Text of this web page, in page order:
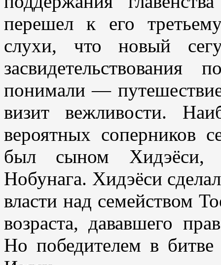
перешел к его
слухи, что новый
понимали —
визит вежливости.
вероятных
был сыном Хидэёси,
Нобунага. Хидэёси
власти над семейством
возраста, дававшего
Но победителем в битве